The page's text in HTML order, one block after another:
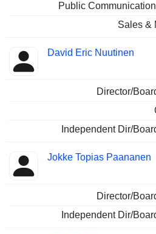
Public
Sales &
David Eric Nuutinen
Director/
Independent Dir/
Jokke Topias Paananen
Director/
Independent Dir/